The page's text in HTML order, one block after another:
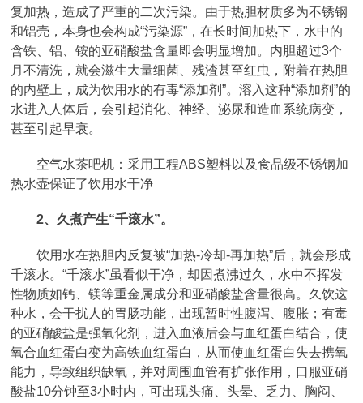
复加热，造成了严重的二次污染。由于热胆材质多为不锈钢
和铝壳，本身也会构成“污染源”，在长时间加热下，水中的
含铁、铝、铵的亚硝酸盐含量即会明显增加。内胆超过3个
月不清洗，就会滋生大量细菌、残渣甚至红虫，附着在热胆
的内壁上，成为饮用水的有毒“添加剂”。溶入这种“添加剂”的
水进入人体后，会引起消化、神经、泌尿和造血系统病变，
甚至引起早衰。
空气水茶吧机：采用工程ABS塑料以及食品级不锈钢加
热水壶保证了饮用水干净
2、久煮产生“千滚水”。
饮用水在热胆内反复被“加热-冷却-再加热”后，就会形成
千滚水。“千滚水”虽看似干净，却因煮沸过久，水中不挥发
性物质如钙、镁等重金属成分和亚硝酸盐含量很高。久饮这
种水，会干扰人的胃肠功能，出现暂时性腹泻、腹胀；有毒
的亚硝酸盐是强氧化剂，进入血液后会与血红蛋白结合，使
氧合血红蛋白变为高铁血红蛋白，从而使血红蛋白失去携氧
能力，导致组织缺氧，并对周围血管有扩张作用，口服亚硝
酸盐10分钟至3小时内，可出现头痛、头晕、乏力、胸闷、